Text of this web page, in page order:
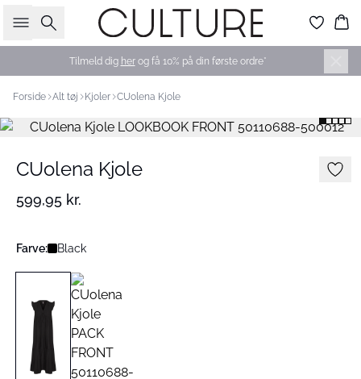
Søg
Tilmeld dig herog få 10% på din første ordre*
Forside Alt tøj Kjoler CUolena Kjole
CUolena Kjole
599,95 kr.
Farve: Black